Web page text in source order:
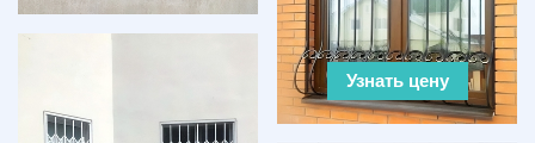
Узнать цену